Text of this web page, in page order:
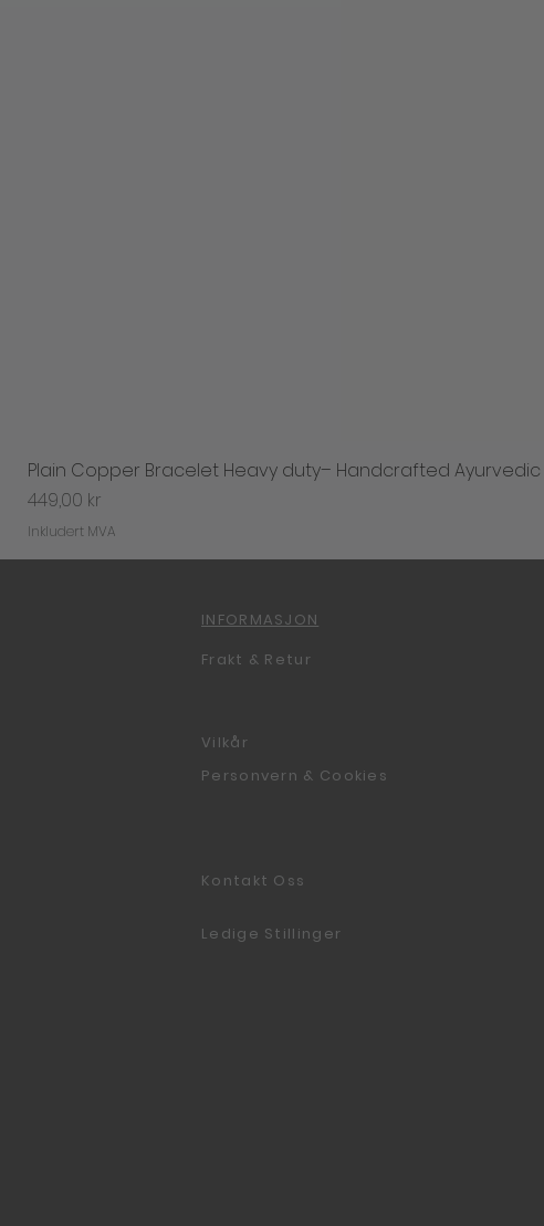
Plain Copper Bracelet Heavy duty– Handcrafted Ayurvedic
Pris
449,00 kr
Inkludert MVA
INFORMASJON
Frakt & Retur
Vilkår
Personvern & Cookies
Kontakt Oss
Ledige Stillinger